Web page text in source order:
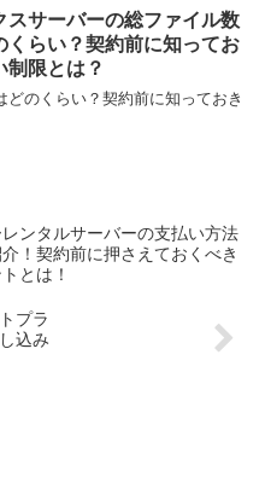
スサーバーの総ファイル数
くらい？契約前に知ってお
制限とは？
のくらい？契約前に知っておき
レンタルサーバーの支払い方法
！契約前に押さえておくべき
とは！
プラ
込み